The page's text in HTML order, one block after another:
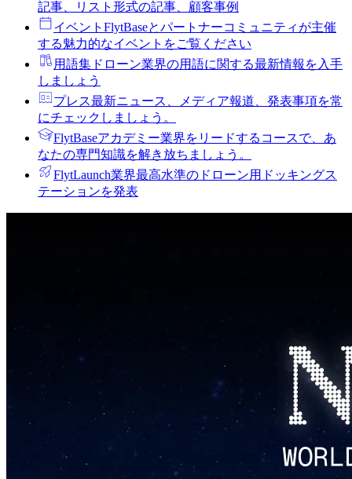
記事、リスト形式の記事、顧客事例
イベント FlytBaseとパートナーコミュニティが主催
する魅力的なイベントをご覧ください
用語集 ドローン業界の用語に関する最新情報を入手
しましょう
プレス最新ニュース、メディア報道、発表事項を常
にチェックしましょう。
FlytBaseアカデミー業界をリードするコースで、あ
なたの専門知識を解き放ちましょう。
FlytLaunch業界最高水準のドローン用ドッキングス
テーションを発表